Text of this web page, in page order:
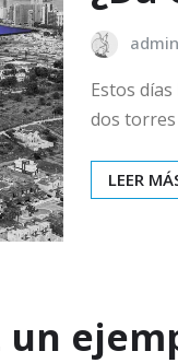
admin
Estos
dos
LEER